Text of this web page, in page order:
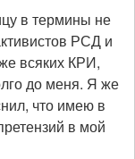
в термины не
РСД и
всяких КРИ,
до меня. Я же
что имею в
в мой